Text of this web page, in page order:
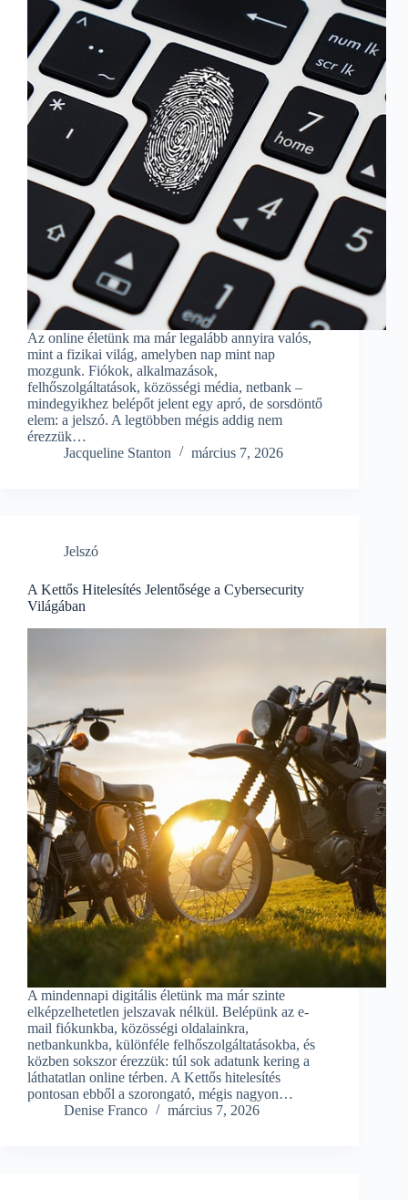
Az online életünk ma már legalább annyira valós,
mint a fizikai világ, amelyben nap mint nap
mozgunk. Fiókok, alkalmazások,
felhőszolgáltatások, közösségi média, netbank –
mindegyikhez belépőt jelent egy apró, de sorsdöntő
elem: a jelszó. A legtöbben mégis addig nem
érezzük…
Jacqueline Stanton
március 7, 2026
Jelszó
A Kettős Hitelesítés Jelentősége a Cybersecurity
Világában
A mindennapi digitális életünk ma már szinte
elképzelhetetlen jelszavak nélkül. Belépünk az e-
mail fiókunkba, közösségi oldalainkra,
netbankunkba, különféle felhőszolgáltatásokba, és
közben sokszor érezzük: túl sok adatunk kering a
láthatatlan online térben. A Kettős hitelesítés
pontosan ebből a szorongató, mégis nagyon…
Denise Franco
március 7, 2026